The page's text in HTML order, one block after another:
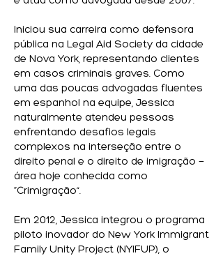
Iniciou sua carreira como defensora
pública na Legal Aid Society da cidade
de Nova York, representando clientes
em casos criminais graves. Como
uma das poucas advogadas fluentes
em espanhol na equipe, Jessica
naturalmente atendeu pessoas
enfrentando desafios legais
complexos na interseção entre o
direito penal e o direito de imigração —
área hoje conhecida como
“Crimigração”.
Em 2012, Jessica integrou o programa
piloto inovador do New York Immigrant
Family Unity Project (NYIFUP), o